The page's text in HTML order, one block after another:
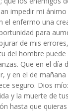
impedir mi ánimo
el enfermo una
para
de mis
del hombre
Que en el día
y en el de
seguro. Dios
y la muerte de
hasta que